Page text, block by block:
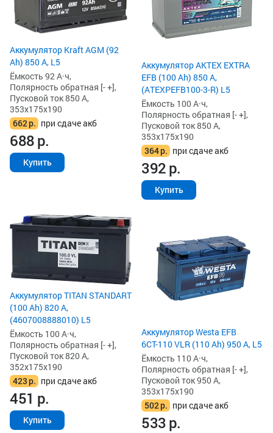
Аккумулятор Kraft AGM (92
Ah) 850 А, L5
Ёмкость 92 А·ч,
Полярность обратная [- +],
Пусковой ток 850 А,
353x175x190
662р. при сдаче акб
688р.
Купить
Аккумулятор AKTEX EXTRA
EFB (100 Ah) 850 А,
(ATEXPEFB100-3-R) L5
Ёмкость 100 А·ч,
Полярность обратная [- +],
Пусковой ток 850 А,
353x175x190
364р. при сдаче акб
392р.
Купить
Аккумулятор TITAN STANDART
(100 Ah) 820 А,
(4607008888010) L5
Ёмкость 100 А·ч,
Полярность обратная [- +],
Пусковой ток 820 А,
352x175x190
423р. при сдаче акб
451 р.
Купить
Аккумулятор Westa EFB
6СТ-110 VLR (110 Ah) 950 А, L5
Ёмкость 110 А·ч,
Полярность обратная [- +],
Пусковой ток 950 А,
353x175x190
502р. при сдаче акб
533р.